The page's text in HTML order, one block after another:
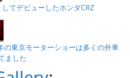
てデビューしたホンダCRZ
の東京モーターショーは多くの外車
ました